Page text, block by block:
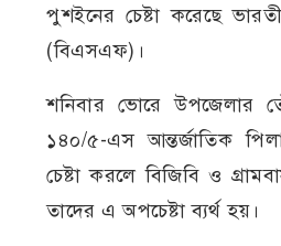
পুশইনের চেষ্টা করেছে
(বিএসএফ)।
শনিবার ভোরে উপজেলার
১৪০/৫-এস আন্তর্জাতিক
চেষ্টা করলে বিজিবি ও
তাদের এ অপচেষ্টা ব্যর্থ হয়।